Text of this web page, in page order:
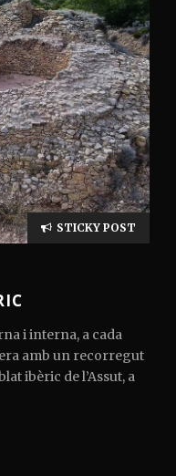
STICKY POST
i interna, a cada
amb un recorregut
ibèric de l’Assut, a